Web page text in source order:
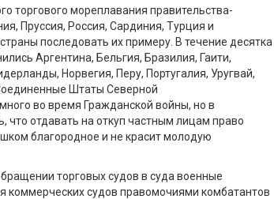
торгового мореплавания правительства-
Пруссия, Россия, Сардиния, Турция и
последовать их примеру. В течение десятка
Аргентина, Бельгия, Бразилия, Гаити,
Норвегия, Перу, Португалия, Уругвай,
Штаты Северной
во время Гражданской войны, но в
что отдавать на откуп частным лицам право
благородное и не красит молодую
торговых судов в суда военные
коммерческих судов правомочиями комбатантов